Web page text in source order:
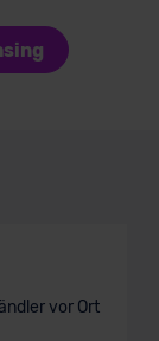
vor Ort